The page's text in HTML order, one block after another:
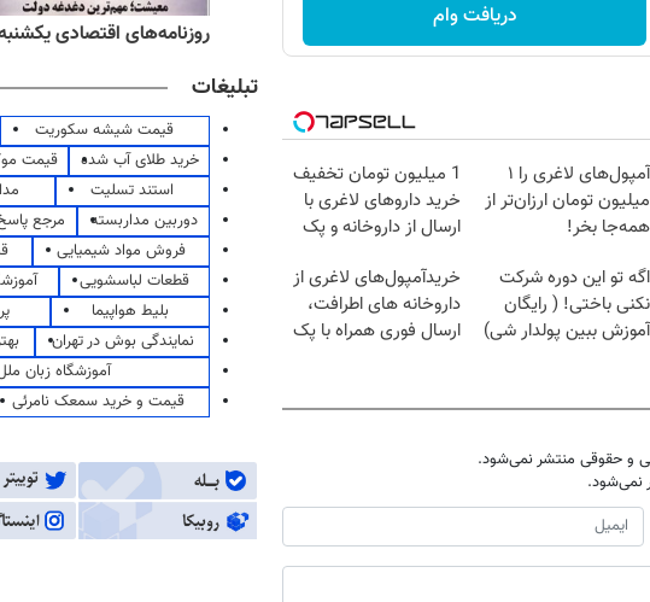
دریافت وام
آمپول‌های لاغری را ۱
میلیون تومان ارزان‌تر از
همه‌جا بخر!
1 میلیون تومان تخفیف
خرید داروهای لاغری با
ارسال از داروخانه و پک
اگه تو این دوره شرکت
نکنی باختی! ( رایگان
آموزش ببین پولدار شی)
خریدآمپول‌های لاغری از
داروخانه های اطرافت،
ارسال فوری همراه با پک
و حقوقی منتشر نمی‌شود.
نمی‌شود.
روزنامه‌های ورزشی یکشنبه ۱۸ مرداد ۱۴۰۵ روزنامه‌های اقتصادی یکشنبه ۱۸ مرداد
تبلیغات
قیمت شیشه سکوریت
خرید طلای آب شده
قیمت
استند تسلیت
دوربین مداربسته
مرجع
فروش مواد شیمیایی
قطعات لباسشویی
بلیط هواپیما
نمایندگی بوش در تهران
آموزشگاه زبان
قیمت و خرید سمعک نامرئی